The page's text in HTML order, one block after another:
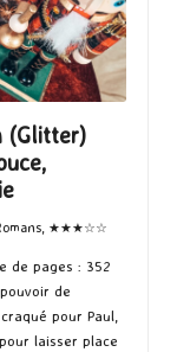
(Glitter)
, ★★★☆☆
de pages : 352
de
pour Paul,
laisser place